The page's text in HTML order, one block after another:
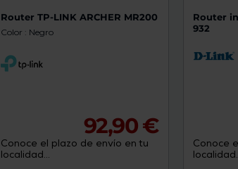
Router TP-LINK ARCHER MR200
Color : Negro
92,90 €
Conoce el plazo de envío en tu
localidad...
Router
932
Conoce